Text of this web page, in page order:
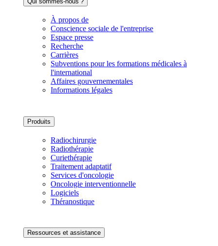
À propos de
Conscience sociale de l'entreprise
Espace presse
Recherche
Carrières
Subventions pour les formations médicales à
l'international
Affaires gouvernementales
Informations légales
Produits
Radiochirurgie
Radiothérapie
Curiethérapie
Traitement adaptatif
Services d'oncologie
Oncologie interventionnelle
Logiciels
Théranostique
Ressources et assistance